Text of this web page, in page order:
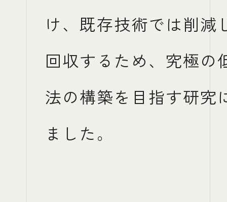
け、既存技術では削減
回収するため、究極の
法の構築を目指す研究
ました。